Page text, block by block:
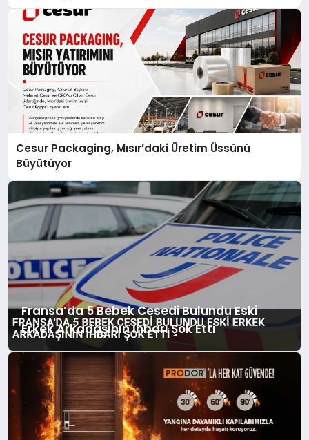
Cesur Packaging, Mısır’daki Üretim Üssünü
Büyütüyor
Fransa’da 5 Bebek Cesedi Bulundu Eski
Erkek Arkadaşının İhbarı Şok Etti